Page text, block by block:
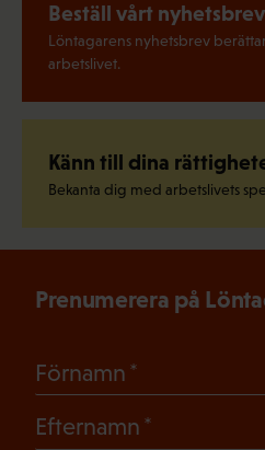
Beställ vårt nyhetsbrev
Löntagarens nyhetsbrev
arbetslivet.
Känn till dina
Bekanta dig med arbetslivets
Prenumerera på
Förnamn
Efternamn